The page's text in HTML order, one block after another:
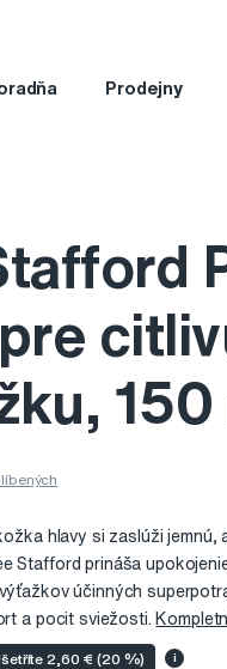
Prodejny
150
hlavy si zaslúži jemnú,
Stafford prináša
účinných
a pocit sviežosti.
2,60 € (20 %) i